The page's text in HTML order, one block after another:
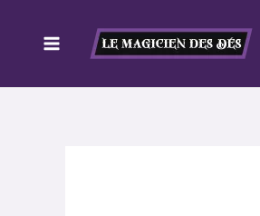
contenu